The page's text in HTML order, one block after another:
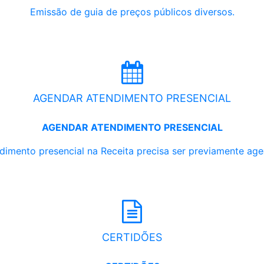
Emissão de guia de preços públicos diversos.
AGENDAR ATENDIMENTO PRESENCIAL
AGENDAR ATENDIMENTO PRESENCIAL
presencial na Receita precisa ser previamente
CERTIDÕES